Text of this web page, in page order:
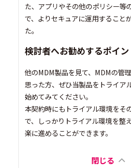
た、アプリやその他のポリシー等
で、よりセキュアに運用すること
た。
検討者へお勧めするポイン
他のMDM製品を見て、MDMの管
思った方、ぜひ当製品をトライア
始めてみてください。
本契約時にもトライアル環境をそ
で、しっかりトライアル環境を整
楽に進めることができます。
閉じる